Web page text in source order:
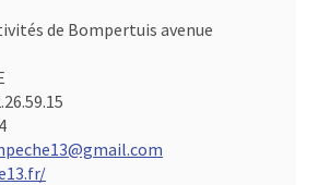
de Bompertuis avenue